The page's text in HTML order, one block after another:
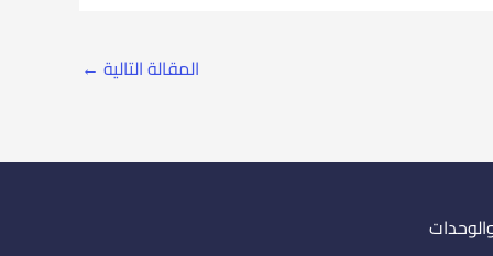
المقالة التالية ←